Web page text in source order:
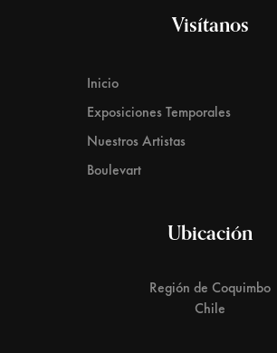
Visítanos
Inicio
Exposiciones Temporales
Nuestros Artistas
Boulevart
Ubicación
Región de Coquimbo
Chile